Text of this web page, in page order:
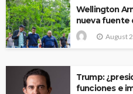
Wellington
nueva fuente
August
Trump:
funciones e